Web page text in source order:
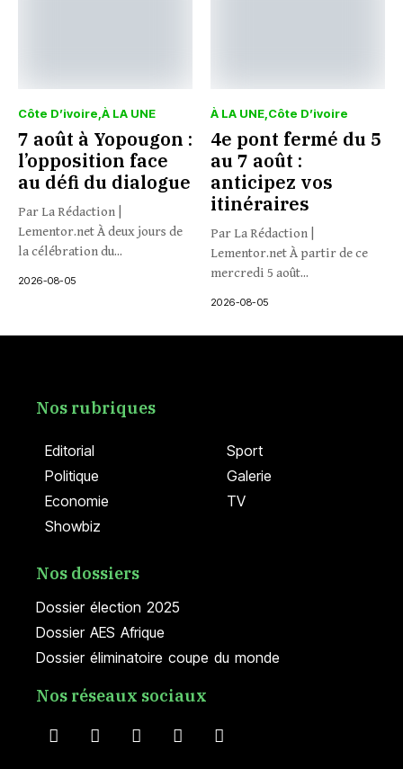
Côte D’ivoire À LA UNE
7 août à Yopougon :
l’opposition face
au défi du dialogue
Par La Rédaction |
Lementor.net À deux jours de
la célébration du...
2026-08-05
À LA UNE Côte D’ivoire
4e pont fermé du 5
au 7 août :
anticipez vos
itinéraires
Par La Rédaction |
Lementor.net À partir de ce
mercredi 5 août...
2026-08-05
Editorial
Politique
Economie
Showbiz
Sport
Galerie
TV
Nos rubriques
Dossier élection 2025
Dossier AES Afrique
Dossier éliminatoire coupe du monde
Nos dossiers
Nos réseaux sociaux